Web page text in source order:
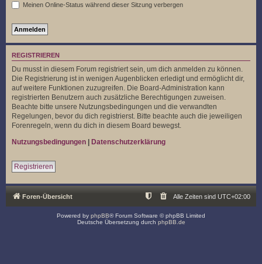
Meinen Online-Status während dieser Sitzung verbergen
REGISTRIEREN
Du musst in diesem Forum registriert sein, um dich anmelden zu können.
Die Registrierung ist in wenigen Augenblicken erledigt und ermöglicht dir,
auf weitere Funktionen zuzugreifen. Die Board-Administration kann
registrierten Benutzern auch zusätzliche Berechtigungen zuweisen.
Beachte bitte unsere Nutzungsbedingungen und die verwandten
Regelungen, bevor du dich registrierst. Bitte beachte auch die jeweiligen
Forenregeln, wenn du dich in diesem Board bewegst.
Nutzungsbedingungen | Datenschutzerklärung
Registrieren
Foren-Übersicht Alle Zeiten sind UTC+02:00
Powered by phpBB® Forum Software © phpBB Limited
Deutsche Übersetzung durch phpBB.de